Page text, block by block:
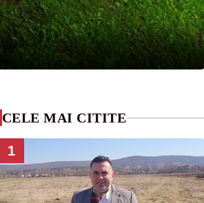
CELE MAI CITITE
1